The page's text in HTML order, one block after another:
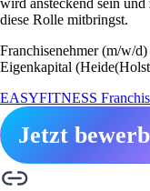
diese Rolle mitbringst.
Franchisenehmer (m/w/
Eigenkapital
EASYFITNESS
Jetzt